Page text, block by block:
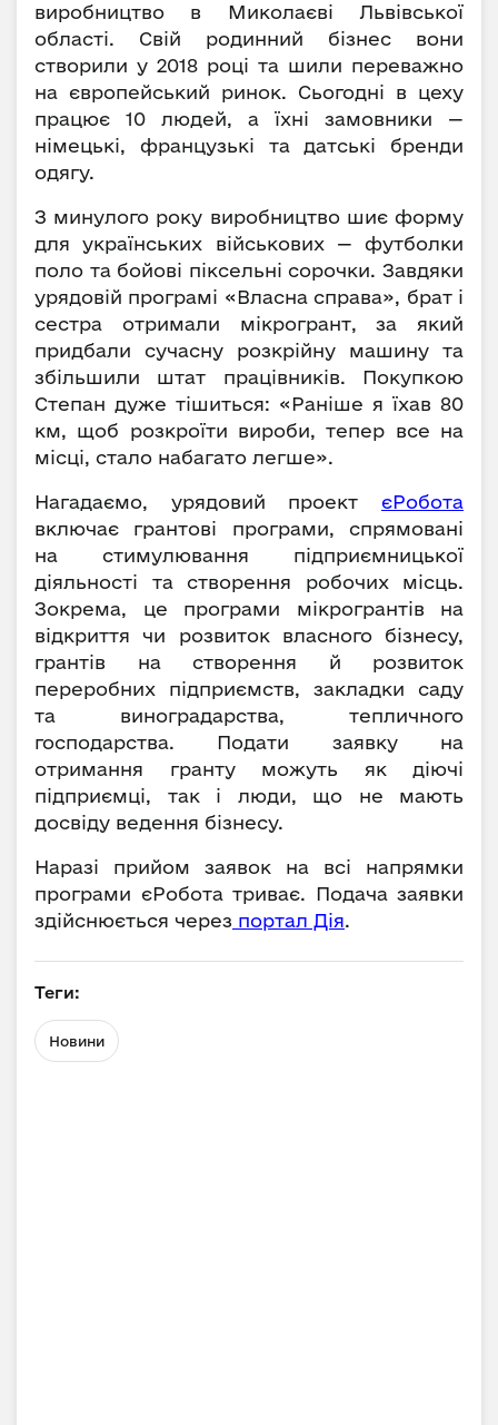
виробництво в Миколаєві Львівської
області. Свій родинний бізнес вони
створили у 2018 році та шили переважно
на європейський ринок. Сьогодні в цеху
працює 10 людей, а їхні замовники —
німецькі, французькі та датські бренди
одягу.
З минулого року виробництво шиє форму
для українських військових — футболки
поло та бойові піксельні сорочки. Завдяки
урядовій програмі «Власна справа», брат і
сестра отримали мікрогрант, за який
придбали сучасну розкрійну машину та
збільшили штат працівників. Покупкою
Степан дуже тішиться: «Раніше я їхав 80
км, щоб розкроїти вироби, тепер все на
місці, стало набагато легше».
Нагадаємо, урядовий проект єРобота
включає грантові програми, спрямовані
на стимулювання підприємницької
діяльності та створення робочих місць.
Зокрема, це програми мікрогрантів на
відкриття чи розвиток власного бізнесу,
грантів на створення й розвиток
переробних підприємств, закладки саду
та виноградарства, тепличного
господарства. Подати заявку на
отримання гранту можуть як діючі
підприємці, так і люди, що не мають
досвіду ведення бізнесу.
Наразі прийом заявок на всі напрямки
програми єРобота триває. Подача заявки
здійснюється через портал Дія.
Теги:
Новини